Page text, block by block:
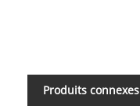
Produits connexes